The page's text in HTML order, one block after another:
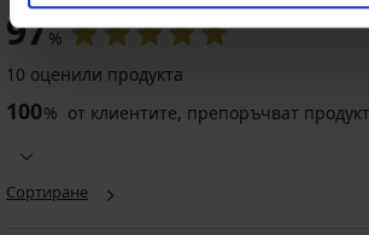
Протетичен
сутиен
Mystic
Lace
без
49,99
4,9
Loretha
за
Протетичен
July
€
97%
10 оценили продукта
100% от клиентите, препоръчват
Сортиране